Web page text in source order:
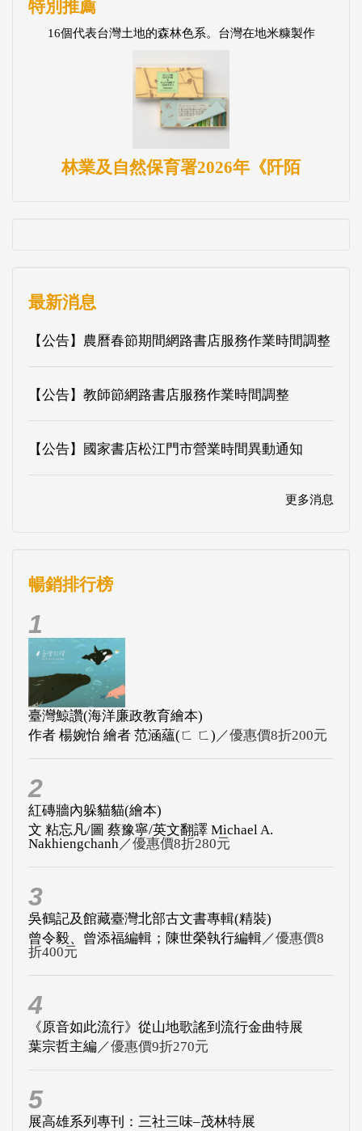
特別推薦
16個代表台灣土地的森林色系。台灣在地米糠製作
林業及自然保育署2026年《阡陌
最新消息
【公告】農曆春節期間網路書店服務作業時間調整
【公告】教師節網路書店服務作業時間調整
【公告】國家書店松江門市營業時間異動通知
更多消息
暢銷排行榜
1
臺灣鯨讚(海洋廉政教育繪本)
作者 楊婉怡 繪者 范涵蘊(ㄈ ㄈ) ／優惠價8折200元
2
紅磚牆內躲貓貓(繪本)
文 粘忘凡/圖 蔡豫寧/英文翻譯 Michael A.
Nakhiengchanh／優惠價8折280元
3
吳鶴記及館藏臺灣北部古文書專輯(精裝)
曾令毅、曾添福編輯；陳世榮執行編輯／優惠價8
折400元
4
《原音如此流行》從山地歌謠到流行金曲特展
葉宗哲主編 ／優惠價9折270元
5
展高雄系列專刊：三社三味–茂林特展